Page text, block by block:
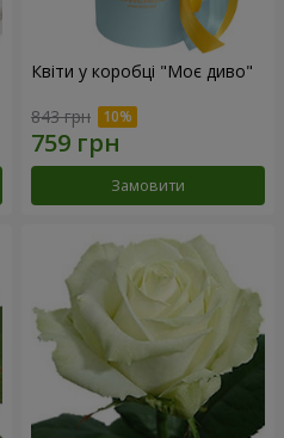
Квіти у коробці "Моє диво"
843 грн
Замовити